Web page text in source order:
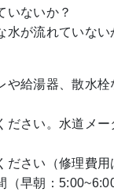
いないか？
水が流れていない
給湯器、散水
さい。水道メ
い（修理費用
早朝：